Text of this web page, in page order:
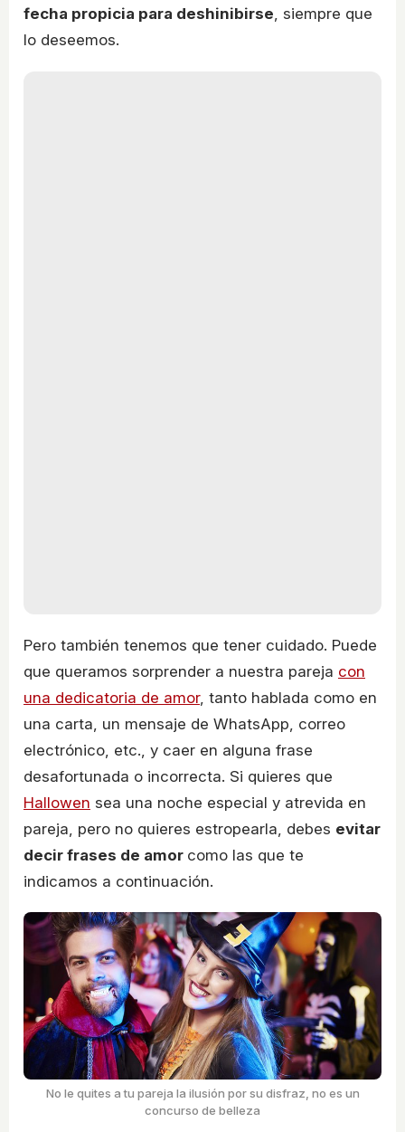
fecha propicia para deshinibirse, siempre que
lo deseemos.
Pero también tenemos que tener cuidado. Puede
que queramos sorprender a nuestra pareja con
una dedicatoria de amor, tanto hablada como en
una carta, un mensaje de WhatsApp, correo
electrónico, etc., y caer en alguna frase
desafortunada o incorrecta. Si quieres que
Hallowen sea una noche especial y atrevida en
pareja, pero no quieres estropearla, debes evitar
decir frases de amor como las que te
indicamos a continuación.
No le quites a tu pareja la ilusión por su disfraz, no es un
concurso de belleza